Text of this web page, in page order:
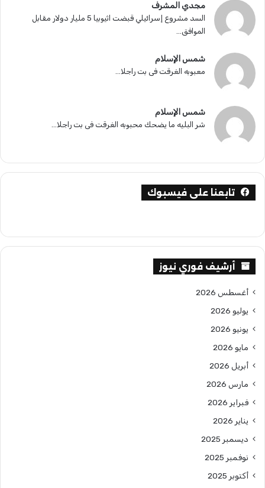
مجدي المشرف
السد مشروع إسرائيلي قبضت اثيوبيا 5 مليار دولار مقابل
الموافق...
شمس الإسلام
معبوبه الغرقت فى بت راجلا...
شمس الإسلام
شر البليه ما يضحك محبوبه الغرقت فى بت راجلا...
تابعنا على فيسبوك
أرشيف فوري نيوز
أغسطس 2026
يوليو 2026
يونيو 2026
مايو 2026
أبريل 2026
مارس 2026
فبراير 2026
يناير 2026
ديسمبر 2025
نوفمبر 2025
أكتوبر 2025